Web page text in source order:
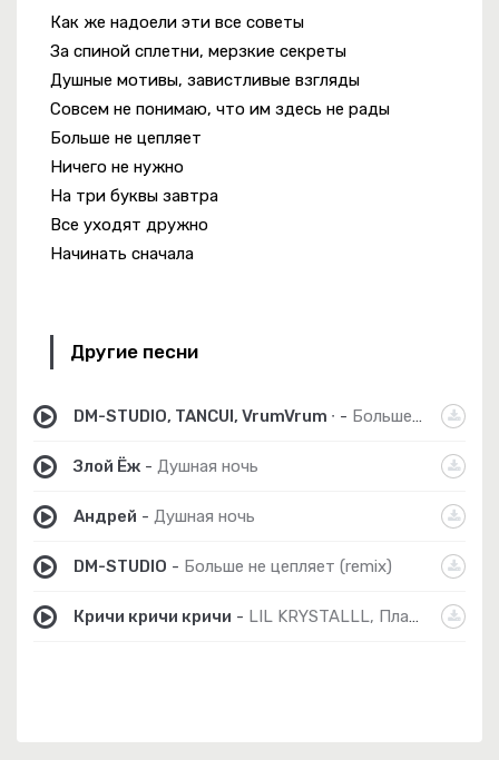
Как же надоели эти все советы
За спиной сплетни, мерзкие секреты
Душные мотивы, завистливые взгляды
Совсем не понимаю, что им здесь не рады
Больше не цепляет
Ничего не нужно
На три буквы завтра
Все уходят дружно
Начинать сначала
Другие песни
DM-STUDIO, TANCUI, VrumVrum ∙ - Больше не цепляет 2.0
Злой Ёж - Душная ночь
Андрей - Душная ночь
DM-STUDIO - Больше не цепляет (remix)
Кричи кричи кричи - LIL KRYSTALLL, Платина